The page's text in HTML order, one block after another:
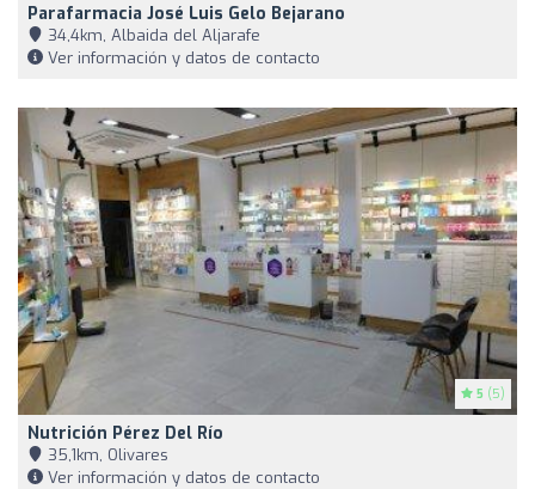
Parafarmacia José Luis Gelo Bejarano
34,4km, Albaida del Aljarafe
Ver información y datos de contacto
5 (5)
Nutrición Pérez Del Río
35,1km, Olivares
Ver información y datos de contacto